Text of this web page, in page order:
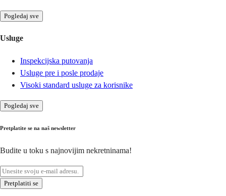
Pogledaj sve
Usluge
Inspekcijska putovanja
Usluge pre i posle prodaje
Visoki standard usluge za korisnike
Pogledaj sve
Pretplatite se na naš newsletter
Budite u toku s najnovijim nekretninama!
Pretplatiti se